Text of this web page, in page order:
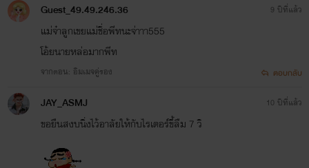
Guest_49.49.246.36
แม่จ๋าลูกเขยแม่ชื่อพีทนะจ่าาา555
โอ้ยนายหล่อมากพีท
จากตอน: อิมเมจคู่รอง
9 ปีที่แล้ว
ตอบกลับ
JAY_ASMJ
ขอยืนสงบนิ่งไว้อาลัยให้กับไรเตอร์ขี้ลืม 7 วิ
10 ปีที่แล้ว